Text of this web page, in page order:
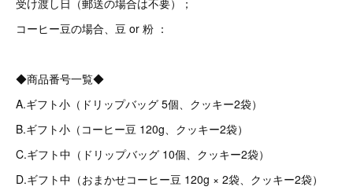
受け渡し日（郵送の場合は不要）；
コーヒー豆の場合、豆 or 粉 ：
◆商品番号一覧◆
A.ギフト小（ドリップバッグ 5個、クッキー2袋）
B.ギフト小（コーヒー豆 120g、クッキー2袋）
C.ギフト中（ドリップバッグ 10個、クッキー2袋）
D.ギフト中（おまかせコーヒー豆 120g × 2袋、クッキー2袋）